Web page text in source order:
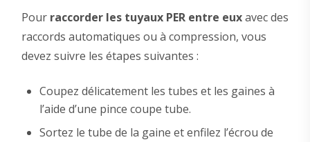
Pour raccorder les tuyaux PER entre euxavec des
raccords automatiques ou à compression, vous
devez suivre les étapes suivantes :
Coupez délicatement les tubes et les gaines à
l’aide d’une pince coupe tube.
Sortez le tube de la gaine et enfilez l’écrou de